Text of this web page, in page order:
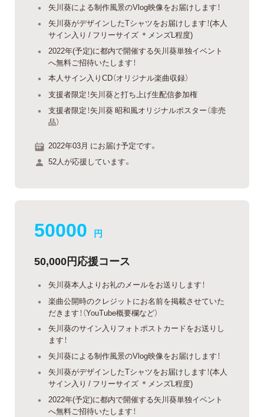
矢川葵による制作風景のVlog映像をお届けします！
矢川葵がデザインしたTシャツをお届けします！(本人
サイン入り / フリーサイズ ＊メンズL程度)
2022年(予定)に都内で開催する矢川葵単独イベント
へ無料ご招待いたします！
本人サイン入りCD（オリジナル楽曲収録）
支援者限定！矢川葵と打ち上げ生配信参加権
支援者限定！矢川葵 昭和風オリジナルポスター（非売
品）
2022年03月 にお届け予定です。
52人が応援しています。
50000 円
50,000円応援コース
矢川葵本人よりお礼のメールをお送りします！
楽曲公開時のクレジットにお名前を掲載させていた
だきます！（YouTube概要欄など）
矢川葵のサイン入りフォトポストカードをお送りし
ます！
矢川葵による制作風景のVlog映像をお届けします！
矢川葵がデザインしたTシャツをお届けします！(本人
サイン入り / フリーサイズ ＊メンズL程度)
2022年(予定)に都内で開催する矢川葵単独イベント
へ無料ご招待いたします！